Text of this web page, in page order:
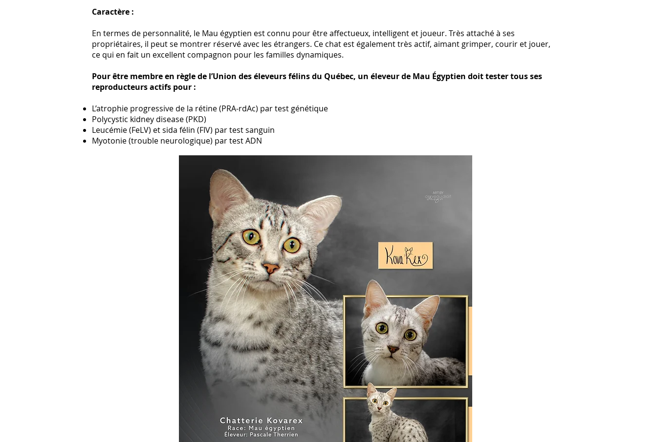
Caractère :
En termes de personnalité, le Mau égyptien est connu pour être affectueux, intelligent et joueur. Très attaché à ses
propriétaires, il peut se montrer réservé avec les étrangers. Ce chat est également très actif, aimant grimper, courir et jouer,
ce qui en fait un excellent compagnon pour les familles dynamiques.
Pour être membre en règle de l’Union des éleveurs félins du Québec, un éleveur de Mau Égyptien doit tester tous ses
reproducteurs actifs pour :
L’atrophie progressive de la rétine (PRA-rdAc) par test génétique
Polycystic kidney disease (PKD)
Leucémie (FeLV) et sida félin (FIV) par test sanguin
Myotonie (trouble neurologique) par test ADN